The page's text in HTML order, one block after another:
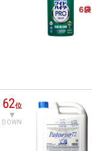
62位
DOWN